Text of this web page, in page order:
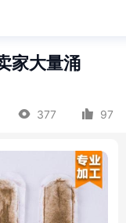
家大量涌
377 97